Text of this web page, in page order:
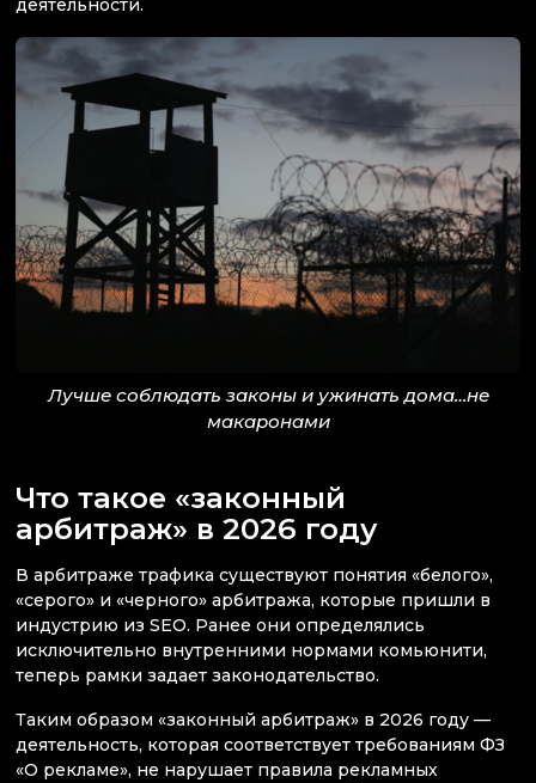
деятельности.
Лучше соблюдать законы и ужинать дома…не
макаронами
Что такое «законный
арбитраж» в 2026 году
В арбитраже трафика существуют понятия «белого»,
«серого» и «черного» арбитража, которые пришли в
индустрию из SEO. Ранее они определялись
исключительно внутренними нормами комьюнити,
теперь рамки задает законодательство.
Таким образом «законный арбитраж» в 2026 году —
деятельность, которая соответствует требованиям ФЗ
«О рекламе», не нарушает правила рекламных